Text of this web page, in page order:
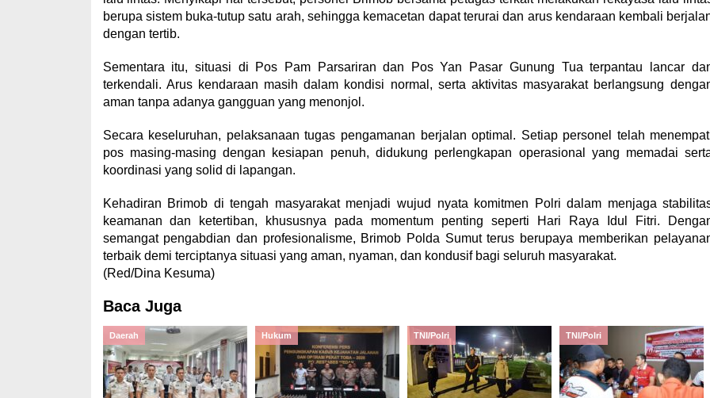
berupa sistem buka-tutup satu arah, sehingga kemacetan dapat terurai dan arus kendaraan kembali
dengan tertib.
Sementara itu, situasi di Pos Pam Parsariran dan Pos Yan Pasar Gunung Tua terpantau lancar
terkendali. Arus kendaraan masih dalam kondisi normal, serta aktivitas masyarakat berlangsung
aman tanpa adanya gangguan yang menonjol.
Secara keseluruhan, pelaksanaan tugas pengamanan berjalan optimal. Setiap personel telah
pos masing-masing dengan kesiapan penuh, didukung perlengkapan operasional yang memadai
koordinasi yang solid di lapangan.
Kehadiran Brimob di tengah masyarakat menjadi wujud nyata komitmen Polri dalam menjaga
keamanan dan ketertiban, khususnya pada momentum penting seperti Hari Raya Idul Fitri.
semangat pengabdian dan profesionalisme, Brimob Polda Sumut terus berupaya memberikan
terbaik demi terciptanya situasi yang aman, nyaman, dan kondusif bagi seluruh masyarakat.
(Red/Dina Kesuma)
Baca Juga
Daerah Hukum TNI/Polri TNI/Polri